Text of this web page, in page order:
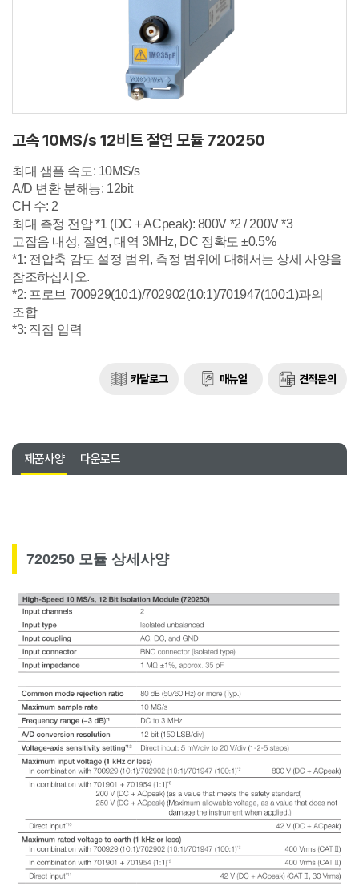
고속 10MS/s 12비트 절연 모듈 720250
최대 샘플 속도: 10MS/s
A/D 변환 분해능: 12bit
CH 수: 2
최대 측정 전압 *1 (DC + ACpeak): 800V *2 / 200V *3
고잡음 내성, 절연, 대역 3MHz, DC 정확도 ±0.5%
*1: 전압축 감도 설정 범위, 측정 범위에 대해서는 상세 사양을
참조하십시오.
*2: 프로브 700929(10:1)/702902(10:1)/701947(100:1)과의
조합
*3: 직접 입력
카달로그 매뉴얼 견적문의
제품사양 다운로드
720250 모듈 상세사양